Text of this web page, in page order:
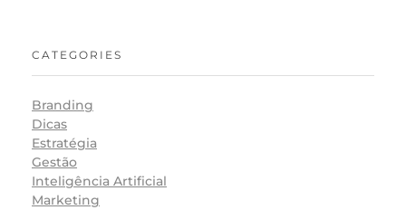
CATEGORIES
Branding
Dicas
Estratégia
Gestão
Inteligência Artificial
Marketing